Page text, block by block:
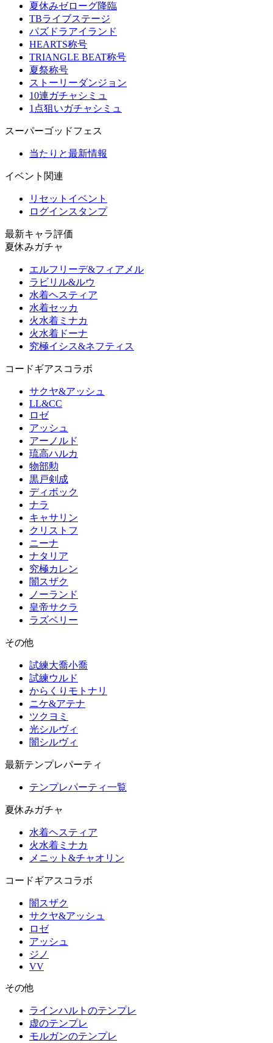
夏休みゼローグ降臨
TBライブステージ
パズドラアイランド
HEARTS称号
TRIANGLE BEAT称号
夏祭称号
ストーリーダンジョン
10連ガチャシミュ
1点狙いガチャシミュ
スーパーゴッドフェス
当たりと最新情報
イベント関連
リセットイベント
ログインスタンプ
最新キャラ評価
夏休みガチャ
エルフリーデ&フィアメル
ラビリル&ルウ
水着ヘスティア
水着セッカ
火水着ミナカ
火水着ドーナ
究極イシス&ネフティス
コードギアスコラボ
サクヤ&アッシュ
LL&CC
ロゼ
アッシュ
アーノルド
琉高ハルカ
物部勲
黒戸剣成
ディボック
ナラ
キャサリン
クリストフ
ニーナ
ナタリア
究極カレン
闇スザク
ノーランド
皇帝サクラ
ラズベリー
その他
試練大喬小喬
試練ウルド
からくりモトナリ
ニケ&アテナ
ツクヨミ
光シルヴィ
闇シルヴィ
最新テンプレパーティ
テンプレパーティ一覧
夏休みガチャ
水着ヘスティア
火水着ミナカ
メニット&チャオリン
コードギアスコラボ
闇スザク
サクヤ&アッシュ
ロゼ
アッシュ
ジノ
VV
その他
ラインハルトのテンプレ
虚のテンプレ
モルガンのテンプレ